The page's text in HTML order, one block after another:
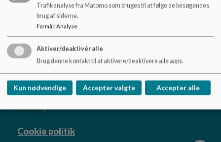
Utterslev Børnegård
Sokkelundsvej 25, 2400 København
info@ub25.dk
+45 38 26 26 50
Tilgængelighedserklæring
Cookie politik
Trafikanalyse fra Matomo som bruges til at følge de besøgendes
brug af siderne.
Formål: Analyse
Aktiver/deaktivér alle
Brug denne kontakt til at aktivere/deaktivere alle apps.
Kun nødvendige Accepter valgte Accepter alle